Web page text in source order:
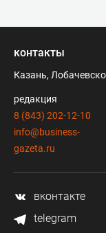
контакты
Казань,
редакция
8 (843) 202-12-10
info@business-
gazeta.ru
вконтакте
telegram